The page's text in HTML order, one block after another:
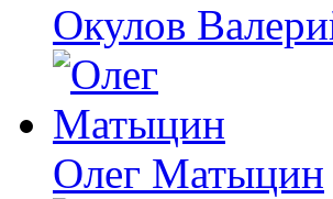
Окулов
Олег Матыцин